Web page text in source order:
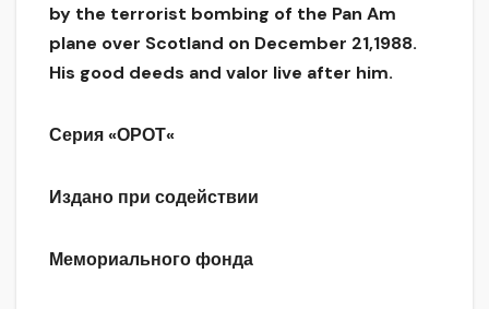
by the terrorist bombing of the Pan Am
plane over Scotland on December 21,1988.
His good deeds and valor live after him.
Серия«ОРОТ«
Издано при содействии
Мемориального фонда